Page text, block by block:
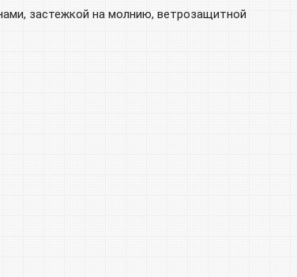
застежкой на молнию, ветрозащитной